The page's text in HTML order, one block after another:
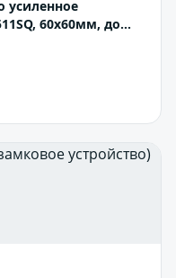
усиленное
60x60мм, до